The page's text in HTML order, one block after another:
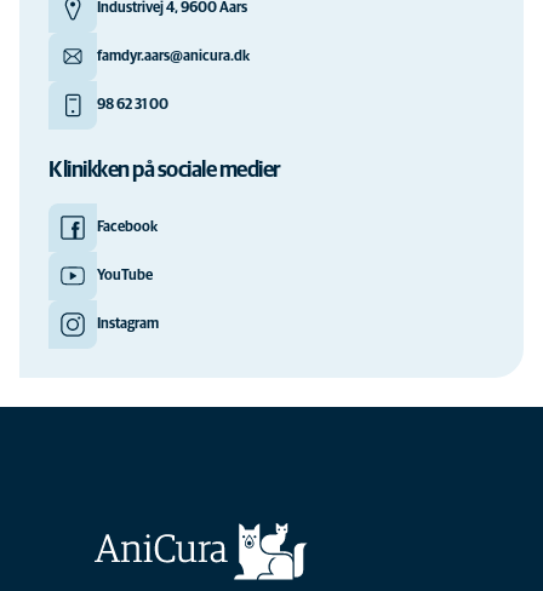
Industrivej 4, 9600 Aars
famdyr.aars@anicura.dk
98 62 31 00
Klinikken på sociale medier
Facebook
YouTube
Instagram